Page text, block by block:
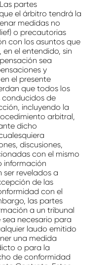
partes
el árbitro tendrá la
medidas no
o precautorias
con los asuntos que
el entendido, sin
sea
y
el presente
que todos los
conducidos de
incluyendo la
arbitral,
dicho
discusiones,
con el mismo
información
revelados a
de las
con el
las partes
a un tribunal
necesario para
laudo emitido
una medida
o para la
de conformidad